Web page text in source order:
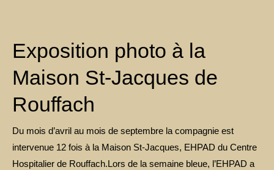
Exposition photo à la
Maison St-Jacques de
Rouffach
Du mois d’avril au mois de septembre la compagnie est
intervenue 12 fois à la Maison St-Jacques, EHPAD du Centre
Hospitalier de Rouffach.Lors de la semaine bleue, l’EHPAD a